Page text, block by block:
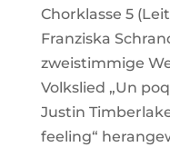
Chorklasse 5
Franziska
zweistimmige
Volkslied „Un
Justin
feeling“